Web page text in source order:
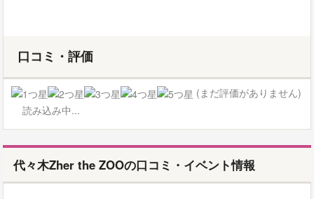
口コミ・評価
(まだ評価がありません)
読み込み中...
代々木Zher the ZOOの口コミ・イベント情報